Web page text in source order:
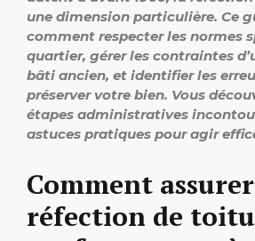
une dimension particulière. Ce
comment respecter les normes
quartier, gérer les contraintes
bâti ancien, et identifier les
préserver votre bien. Vous
étapes administratives
astuces pratiques pour agir
Comment
réfection de